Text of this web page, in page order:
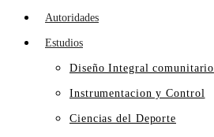
Autoridades
Estudios
Diseño Integral comunitario
Instrumentacion y Control
Ciencias del Deporte